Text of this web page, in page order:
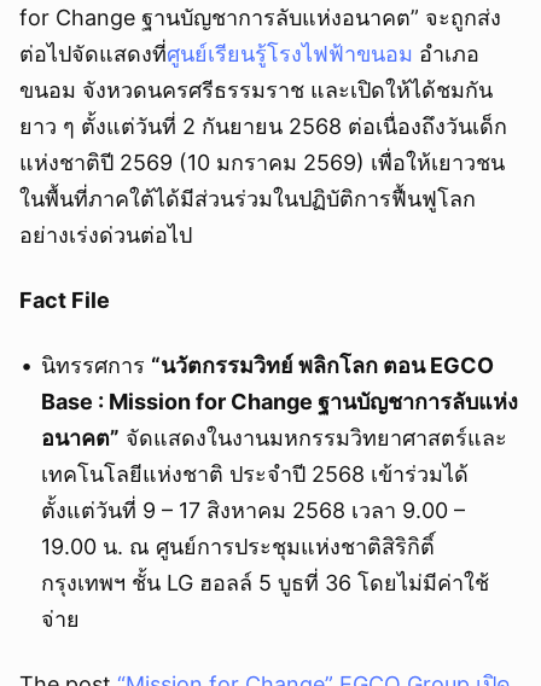
for Change ฐานบัญชาการลับแห่งอนาคต” จะถูกส่ง
ต่อไปจัดแสดงที่ศูนย์เรียนรู้โรงไฟฟ้าขนอม อำเภอ
ขนอม จังหวดนครศรีธรรมราช และเปิดให้ได้ชมกัน
ยาว ๆ ตั้งแต่วันที่ 2 กันยายน 2568 ต่อเนื่องถึงวันเด็ก
แห่งชาติปี 2569 (10 มกราคม 2569) เพื่อให้เยาวชน
ในพื้นที่ภาคใต้ได้มีส่วนร่วมในปฏิบัติการฟื้นฟูโลก
อย่างเร่งด่วนต่อไป
Fact File
นิทรรศการ “นวัตกรรมวิทย์ พลิกโลก ตอน EGCO
Base : Mission for Change ฐานบัญชาการลับแห่ง
อนาคต” จัดแสดงในงานมหกรรมวิทยาศาสตร์และ
เทคโนโลยีแห่งชาติ ประจำปี 2568 เข้าร่วมได้
ตั้งแต่วันที่ 9 – 17 สิงหาคม 2568 เวลา 9.00 –
19.00 น. ณ ศูนย์การประชุมแห่งชาติสิริกิติ์
กรุงเทพฯ ชั้น LG ฮอลล์ 5 บูธที่ 36 โดยไม่มีค่าใช้
จ่าย